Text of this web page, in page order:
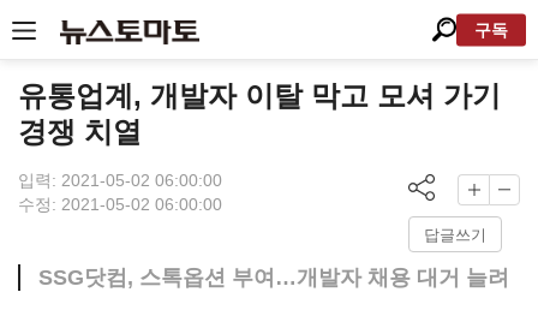
구독
유통업계, 개발자 이탈 막고 모셔 가기
경쟁 치열
입력: 2021-05-02 06:00:00
수정: 2021-05-02 06:00:00
답글쓰기
SSG닷컴, 스톡옵션 부여…개발자 채용 대거 늘려